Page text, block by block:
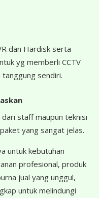
dan Hardisk serta
yg memberli CCTV
tanggung sendiri.
staff maupun teknisi
yang sangat jelas.
untuk kebutuhan
profesional, produk
jual yang unggul,
untuk melindungi